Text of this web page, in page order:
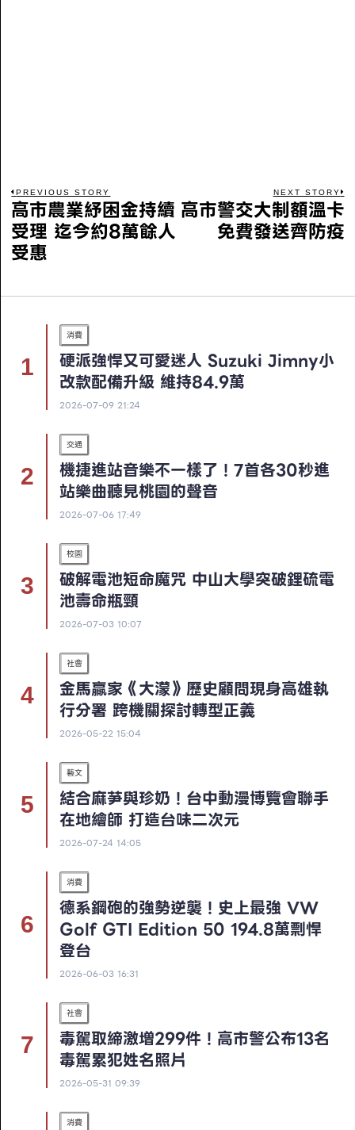
PREVIOUS STORY
高市農業紓困金持續
受理 迄今約8萬餘人
受惠
NEXT STORY
高市警交大制額溫卡
免費發送齊防疫
消費
硬派強悍又可愛迷人 Suzuki Jimny小
改款配備升級 維持84.9萬
2026-07-09 21:24
交通
機捷進站音樂不一樣了！7首各30秒進
站樂曲聽見桃園的聲音
2026-07-06 17:49
校園
破解電池短命魔咒 中山大學突破鋰硫電
池壽命瓶頸
2026-07-03 10:07
社會
金馬贏家《大濛》歷史顧問現身高雄執
行分署 跨機關探討轉型正義
2026-05-22 15:04
藝文
結合麻芛與珍奶！台中動漫博覽會聯手
在地繪師 打造台味二次元
2026-07-24 14:05
消費
德系鋼砲的強勢逆襲！史上最強 VW
Golf GTI Edition 50 194.8萬剽悍
登台
2026-06-03 16:31
社會
毒駕取締激增299件！高市警公布13名
毒駕累犯姓名照片
2026-05-31 09:39
消費